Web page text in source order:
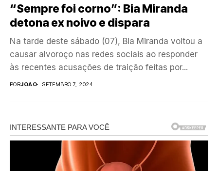
“Sempre foi corno”: Bia Miranda
detona ex noivo e dispara
Na tarde deste sábado (07), Bia Miranda voltou a
causar alvoroço nas redes sociais ao responder
às recentes acusações de traição feitas por...
PORJOAO SETEMBRO 7, 2024